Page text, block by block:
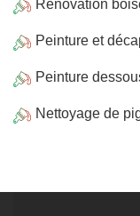
Rénovation
Peinture et
Peinture
Nettoyage de